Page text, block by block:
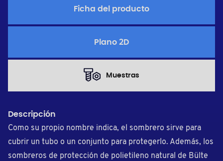
Ficha del producto
Plano 2D
Muestras
Descripción
Como su propio nombre indica, el sombrero sirve para
cubrir un tubo o un conjunto para protegerlo. Además, los
sombreros de protección de polietileno natural de Bülte